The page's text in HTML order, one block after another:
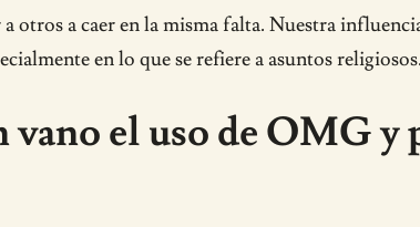
otros a caer en la misma falta. Nuestra
en lo que se refiere a asuntos religiosos.
el uso de OMG y